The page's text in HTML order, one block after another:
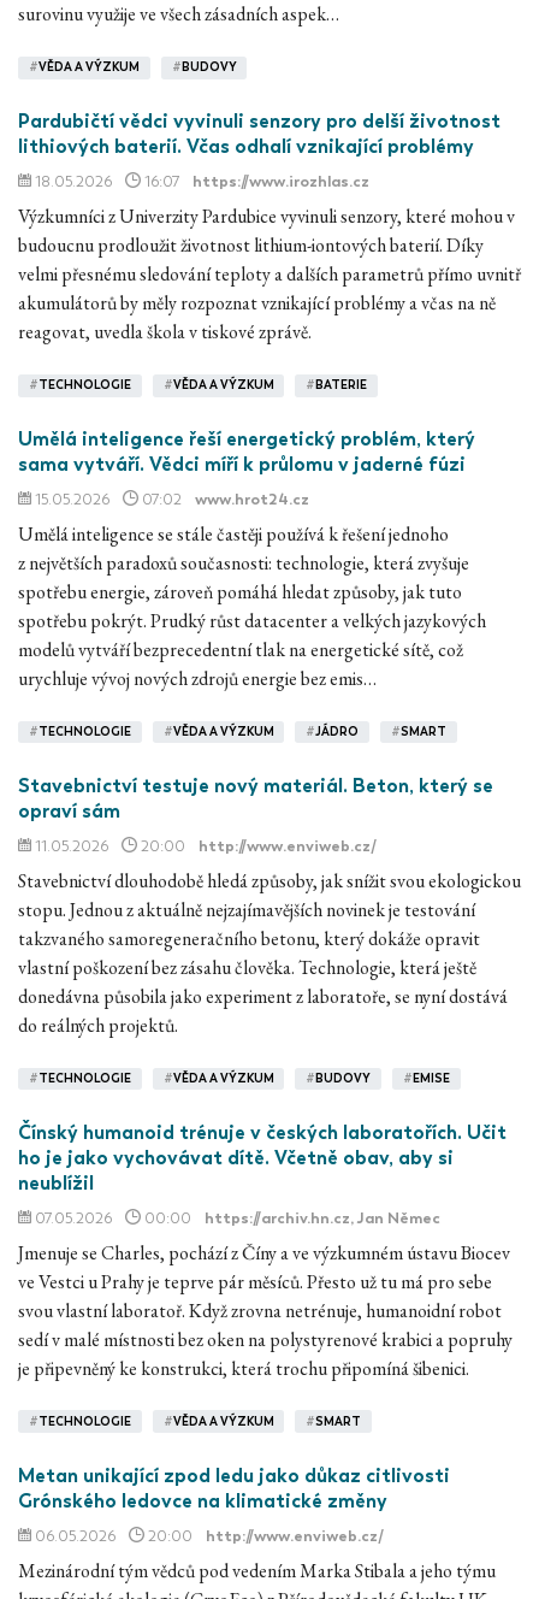
surovinu využije ve všech zásadních aspek…
#VĚDA A VÝZKUM # BUDOVY
Pardubičtí vědci vyvinuli senzory pro delší životnost
lithiových baterií. Včas odhalí vznikající problémy
18.05.2026 16:07 https://www.irozhlas.cz
Výzkumníci z Univerzity Pardubice vyvinuli senzory, které mohou v
budoucnu prodloužit životnost lithium-iontových baterií. Díky
velmi přesnému sledování teploty a dalších parametrů přímo uvnitř
akumulátorů by měly rozpoznat vznikající problémy a včas na ně
reagovat, uvedla škola v tiskové zprávě.
#TECHNOLOGIE #VĚDA A VÝZKUM # BATERIE
Umělá inteligence řeší energetický problém, který
sama vytváří. Vědci míří k průlomu v jaderné fúzi
15.05.2026 07:02 www.hrot24.cz
Umělá inteligence se stále častěji používá k řešení jednoho
z největších paradoxů současnosti: technologie, která zvyšuje
spotřebu energie, zároveň pomáhá hledat způsoby, jak tuto
spotřebu pokrýt. Prudký růst datacenter a velkých jazykových
modelů vytváří bezprecedentní tlak na energetické sítě, což
urychluje vývoj nových zdrojů energie bez emis…
#TECHNOLOGIE #VĚDA A VÝZKUM #JÁDRO #SMART
Stavebnictví testuje nový materiál. Beton, který se
opraví sám
11.05.2026 20:00 http://www.enviweb.cz/
Stavebnictví dlouhodobě hledá způsoby, jak snížit svou ekologickou
stopu. Jednou z aktuálně nejzajímavějších novinek je testování
takzvaného samoregeneračního betonu, který dokáže opravit
vlastní poškození bez zásahu člověka. Technologie, která ještě
donedávna působila jako experiment z laboratoře, se nyní dostává
do reálných projektů.
#TECHNOLOGIE #VĚDA A VÝZKUM # BUDOVY # EMISE
Čínský humanoid trénuje v českých laboratořích. Učit
ho je jako vychovávat dítě. Včetně obav, aby si
neublížil
07.05.2026 00:00 https://archiv.hn.cz, Jan Němec
Jmenuje se Charles, pochází z Číny a ve výzkumném ústavu Biocev
ve Vestci u Prahy je teprve pár měsíců. Přesto už tu má pro sebe
svou vlastní laboratoř. Když zrovna netrénuje, humanoidní robot
sedí v malé místnosti bez oken na polystyrenové krabici a popruhy
je připevněný ke konstrukci, která trochu připomíná šibenici.
#TECHNOLOGIE #VĚDA A VÝZKUM #SMART
Metan unikající zpod ledu jako důkaz citlivosti
Grónského ledovce na klimatické změny
06.05.2026 20:00 http://www.enviweb.cz/
Mezinárodní tým vědců pod vedením Marka Stibala a jeho týmu